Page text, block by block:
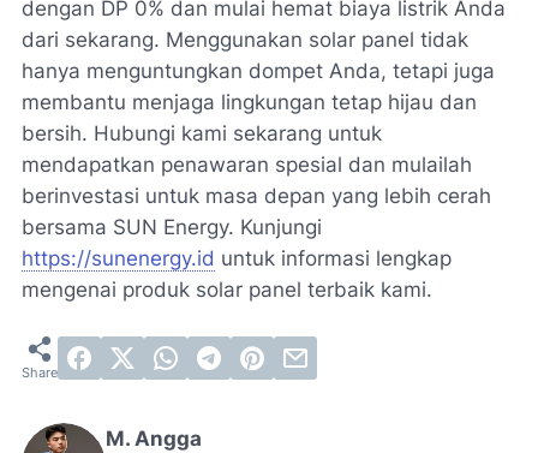
dengan DP 0% dan mulai hemat biaya listrik Anda
dari sekarang. Menggunakan solar panel tidak
hanya menguntungkan dompet Anda, tetapi juga
membantu menjaga lingkungan tetap hijau dan
bersih. Hubungi kami sekarang untuk
mendapatkan penawaran spesial dan mulailah
berinvestasi untuk masa depan yang lebih cerah
bersama SUN Energy. Kunjungi
https://sunenergy.id untuk informasi lengkap
mengenai produk solar panel terbaik kami.
M. Angga